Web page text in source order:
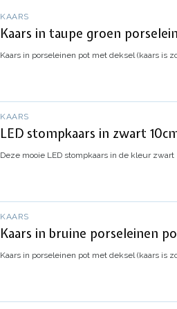
KAARS
Kaars in taupe groen
Kaars in porseleinen pot met deksel (kaars is
KAARS
LED stompkaars in zwart
Deze mooie LED stompkaars in de kleur
KAARS
Kaars in bruine porseleinen
Kaars in porseleinen pot met deksel (kaars is